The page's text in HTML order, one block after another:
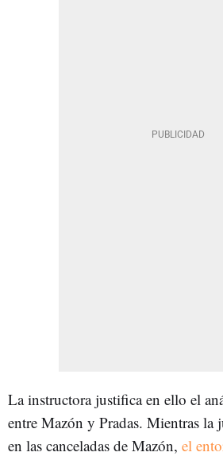
La instructora justifica en ello el
entre Mazón y Pradas. Mientras la
en las canceladas de Mazón, el